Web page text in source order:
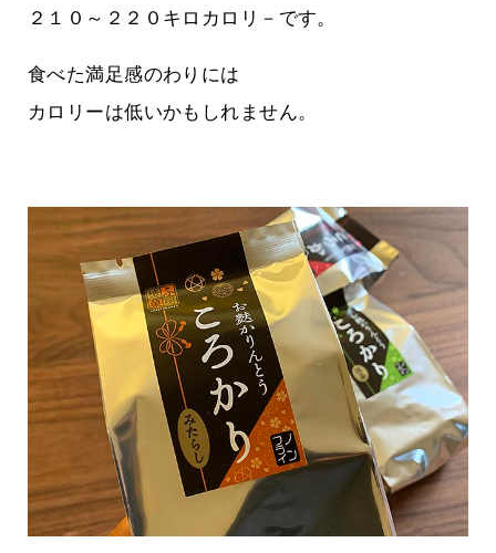
２１０～２２０キロカロリ－です。
食べた満足感のわりには
カロリーは低いかもしれません。